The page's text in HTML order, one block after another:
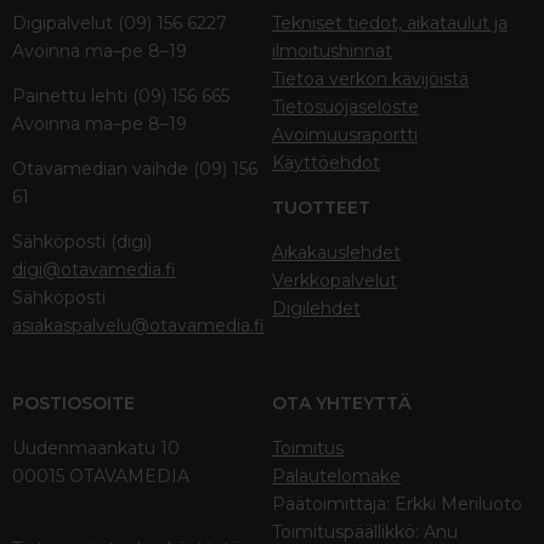
Digipalvelut (09) 156 6227
Avoinna ma–pe 8–19
Painettu lehti (09) 156 665
Avoinna ma–pe 8–19
Otavamedian vaihde (09) 156
61
Sähköposti (digi)
digi@otavamedia.fi
Sähköposti
asiakaspalvelu@otavamedia.fi
Tekniset tiedot, aikataulut ja
ilmoitushinnat
Tietoa verkon kävijöistä
Tietosuojaseloste
Avoimuusraportti
Käyttöehdot
TUOTTEET
Aikakauslehdet
Verkkopalvelut
Digilehdet
POSTIOSOITE
Uudenmaankatu 10
00015 OTAVAMEDIA
OTA YHTEYTTÄ
Toimitus
Palautelomake
Päätoimittaja: Erkki Meriluoto
Toimituspäällikkö: Anu